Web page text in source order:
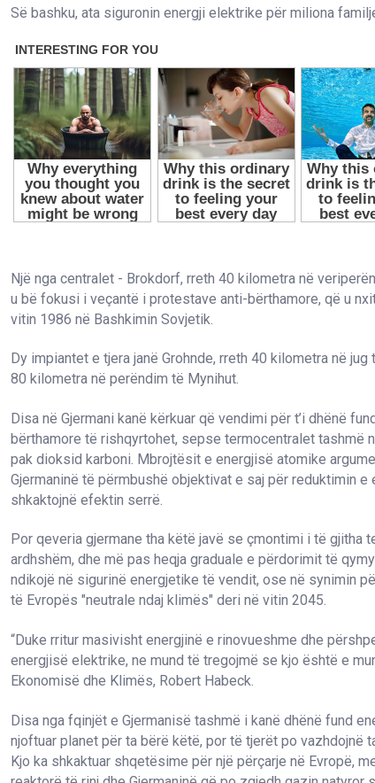
Së bashku, ata siguronin energji elektrike për miliona
Një nga centralet - Brokdorf, rreth 40 kilometra në
u bë fokusi i veçantë i protestave anti-bërthamore, që u
vitin 1986 në Bashkimin Sovjetik.
Dy impiantet e tjera janë Grohnde, rreth 40 kilometra në
80 kilometra në perëndim të Mynihut.
Disa në Gjermani kanë kërkuar që vendimi për t’i dhënë
bërthamore të rishqyrtohet, sepse termocentralet tashmë
pak dioksid karboni. Mbrojtësit e energjisë atomike
Gjermaninë të përmbushë objektivat e saj për reduktimin
shkaktojnë efektin serrë.
Por qeveria gjermane tha këtë javë se çmontimi i të gjitha
ardhshëm, dhe më pas heqja graduale e përdorimit të
ndikojë në sigurinë energjetike të vendit, ose në synimin
të Evropës "neutrale ndaj klimës" deri në vitin 2045.
“Duke rritur masivisht energjinë e rinovueshme dhe
energjisë elektrike, ne mund të tregojmë se kjo është e
Ekonomisë dhe Klimës, Robert Habeck.
Disa nga fqinjët e Gjermanisë tashmë i kanë dhënë fund
njoftuar planet për ta bërë këtë, por të tjerët po vazhdojnë
Kjo ka shkaktuar shqetësime për një përçarje në Evropë,